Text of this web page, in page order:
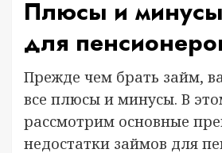
Плюсы и
для
Прежде чем брать займ,
все плюсы и минусы. В
рассмотрим основные
недостатки займов для